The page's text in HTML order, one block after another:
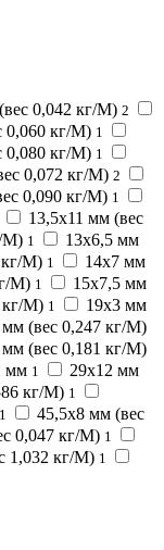
0,042 кг/М) 2
0,060 кг/М) 1
0,080 кг/М) 1
0,072 кг/М) 2
0,090 кг/М) 1
13,5х11 мм (вес
М) 1
13х6,5 мм
кг/М) 1
14х7 мм
М) 1
15х7,5 мм
кг/М) 1
19х3 мм
мм (вес 0,247 кг/М)
мм (вес 0,181 кг/М)
мм 1
29х12 мм
кг/М) 1
1
45,5х8 мм (вес
0,047 кг/М) 1
1,032 кг/М) 1